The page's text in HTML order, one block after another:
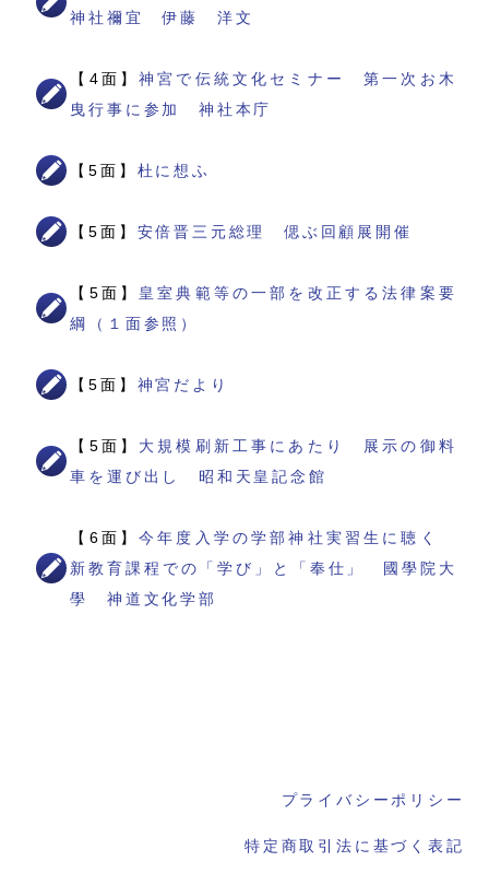
神社禰宜 伊藤 洋文
【4面】神宮で伝統文化セミナー 第一次お木
曳行事に参加 神社本庁
【5面】 杜に想ふ
【5面】 安倍晋三元総理 偲ぶ回顧展開催
【5面】 皇室典範等の一部を改正する法律案要
綱（１面参照）
【5面】 神宮だより
【5面】 大規模刷新工事にあたり 展示の御料
車を運び出し 昭和天皇記念館
【6面】今年度入学の学部神社実習生に聴く
新教育課程での「学び」と「奉仕」 國學院大
學 神道文化学部
プライバシーポリシー
特定商取引法に基づく表記